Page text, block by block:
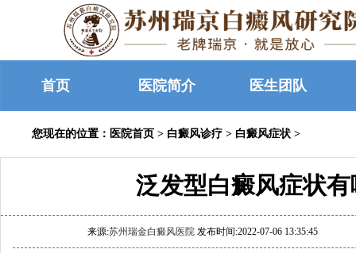
首页 医院简介 医生团队
您现在的位置： 医院首页 > 白癜风诊疗 > 白癜风症状 >
泛发型白癜风症状
来源:苏州瑞金白癜风医院 发布时间:2022-07-06 13:35:45